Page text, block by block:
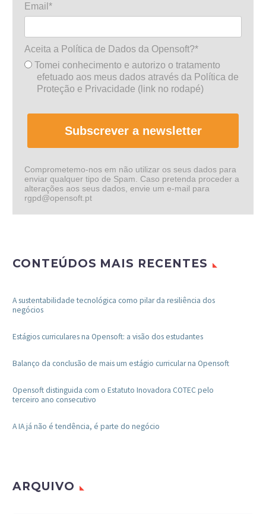
Email*
Aceita a Política de Dados da Opensoft?*
Tomei conhecimento e autorizo o tratamento
efetuado aos meus dados através da Política de
Proteção e Privacidade (link no rodapé)
Subscrever a newsletter
Comprometemo-nos em não utilizar os seus dados para
enviar qualquer tipo de Spam. Caso pretenda proceder a
alterações aos seus dados, envie um e-mail para
rgpd@opensoft.pt
CONTEÚDOS MAIS RECENTES
A sustentabilidade tecnológica como pilar da resiliência dos
negócios
Estágios curriculares na Opensoft: a visão dos estudantes
Balanço da conclusão de mais um estágio curricular na Opensoft
Opensoft distinguida com o Estatuto Inovadora COTEC pelo
terceiro ano consecutivo
A IA já não é tendência, é parte do negócio
ARQUIVO